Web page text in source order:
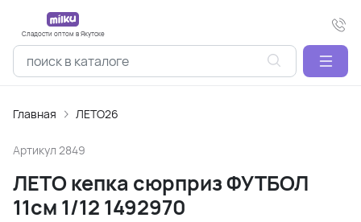
Сладости оптом в Якутске
Главная ЛЕТО26
Артикул 2849
ЛЕТО кепка сюрприз ФУТБОЛ
11см 1/12 1492970